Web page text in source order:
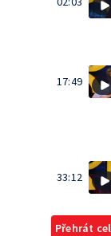
17:49
33:12
Přehrát